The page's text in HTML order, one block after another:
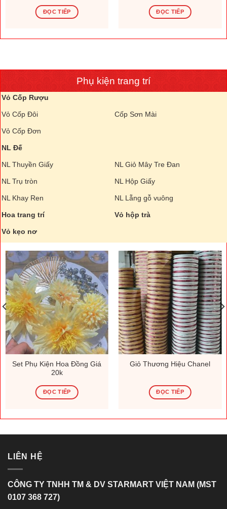
ĐỌC TIẾP ĐỌC TIẾP
Phụ kiện trang trí
Vỏ Cốp Rượu
Vỏ Cốp Đôi Cốp Sơn Mài
Vỏ Cốp Đơn
NL Đế
NL Thuyền Giấy NL Giỏ Mây Tre Đan
NL Trụ tròn NL Hộp Giấy
NL Khay Ren NL Lẵng gỗ vuông
Hoa trang trí Vỏ hộp trà
Vỏ kẹo nơ
Set Phụ Kiện Hoa Đồng Giá
20k
ĐỌC TIẾP
Giỏ Thương Hiệu Chanel
ĐỌC TIẾP
LIÊN HỆ
CÔNG TY TNHH TM & DV STARMART VIỆT NAM (MST
0107 368 727)